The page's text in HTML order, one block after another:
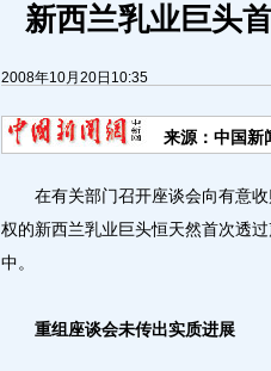
新西兰乳业巨头
2008年10月20日10:35
来源：中国新
在有关部门召开座谈会向有意收
权的新西兰乳业巨头恒天然首次透
中。
重组座谈会未传出实质进展